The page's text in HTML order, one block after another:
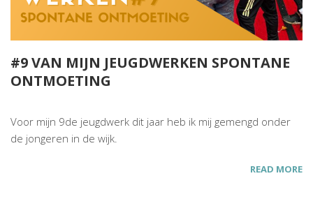
#9 VAN MIJN JEUGDWERKEN SPONTANE
ONTMOETING
Voor mijn 9de jeugdwerk dit jaar heb ik mij gemengd onder
de jongeren in de wijk.
READ MORE